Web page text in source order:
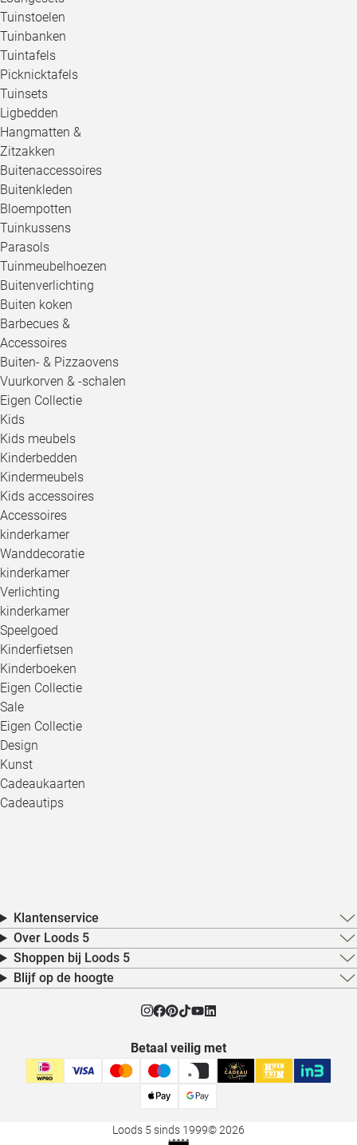
Tuinstoelen
Tuinbanken
Tuintafels
Picknicktafels
Tuinsets
Ligbedden
Hangmatten &
Zitzakken
Buitenaccessoires
Buitenkleden
Bloempotten
Tuinkussens
Parasols
Tuinmeubelhoezen
Buitenverlichting
Buiten koken
Barbecues &
Accessoires
Buiten- & Pizzaovens
Vuurkorven & -schalen
Eigen Collectie
Kids
Kids meubels
Kinderbedden
Kindermeubels
Kids accessoires
Accessoires
kinderkamer
Wanddecoratie
kinderkamer
Verlichting
kinderkamer
Speelgoed
Kinderfietsen
Kinderboeken
Eigen Collectie
Sale
Eigen Collectie
Design
Kunst
Cadeaukaarten
Cadeautips
Klantenservice
Over Loods 5
Shoppen bij Loods 5
Blijf op de hoogte
Betaal veilig met
Loods 5 sinds 1999© 2026